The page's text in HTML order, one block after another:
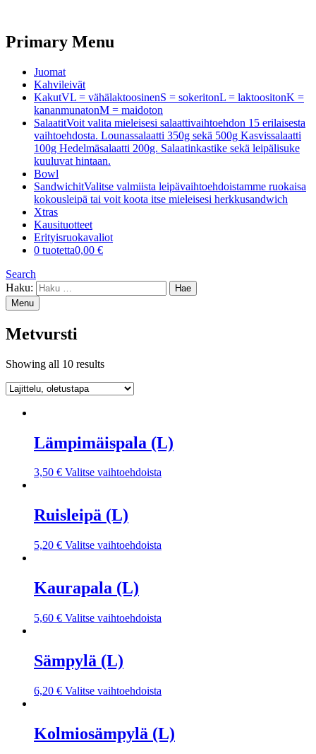
Primary Menu
Juomat
Kahvileivät
KakutVL = vähälaktoosinenS = sokeritonL = laktoositonK =
kananmunatonM = maidoton
SalaatitVoit valita mieleisesi salaattivaihtoehdon 15 erilaisesta
vaihtoehdosta. Lounassalaatti 350g sekä 500g Kasvissalaatti
100g Hedelmäsalaatti 200g. Salaatinkastike sekä leipälisuke
kuuluvat hintaan.
Bowl
SandwichitValitse valmiista leipävaihtoehdoistamme ruokaisa
kokousleipä tai voit koota itse mieleisesi herkkusandwich
Xtras
Kausituotteet
Erityisruokavaliot
0 tuotetta0,00 €
Search
Haku:
Menu
Metvursti
Showing all 10 results
Lämpimäispala (L)
3,50 € Valitse vaihtoehdoista
Ruisleipä (L)
5,20 € Valitse vaihtoehdoista
Kaurapala (L)
5,60 € Valitse vaihtoehdoista
Sämpylä (L)
6,20 € Valitse vaihtoehdoista
Kolmiosämpylä (L)